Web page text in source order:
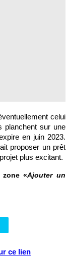
celui
planchent sur une
en juin 2023.
proposer un prêt
plus excitant.
zone «Ajouter un
ce lien